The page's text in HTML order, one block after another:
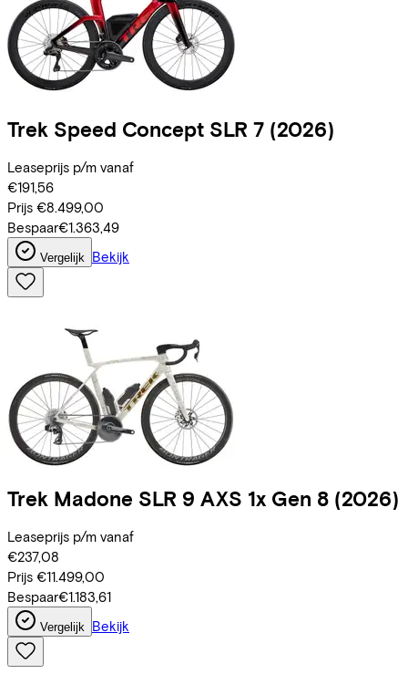
Trek Speed Concept SLR 7 (2026)
Leaseprijs p/m vanaf
€191,56
Prijs €8.499,00
Bespaar€1.363,49
Vergelijk Bekijk
Trek Madone SLR 9 AXS 1x Gen 8 (2026)
Leaseprijs p/m vanaf
€237,08
Prijs €11.499,00
Bespaar€1.183,61
Vergelijk Bekijk